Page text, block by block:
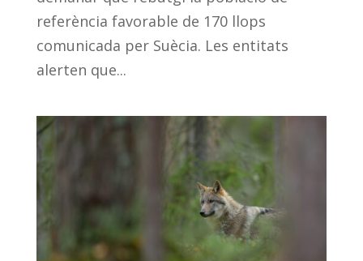
referència favorable de 170 llops
comunicada per Suècia. Les entitats
alerten que...